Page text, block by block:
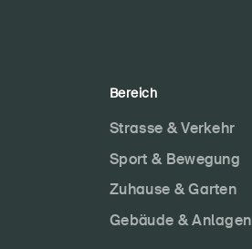
Bereich
Strasse & Verkehr
Sport & Bewegung
Zuhause & Garten
Gebäude & Anlagen